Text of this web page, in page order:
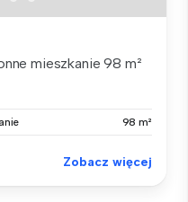
mieszkanie 98 m²
98 m²
Zobacz więcej